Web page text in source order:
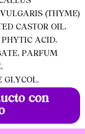
(THYME)
CASTOR OIL,
PHYTIC ACID,
PARFUM
GLYCOL.
con